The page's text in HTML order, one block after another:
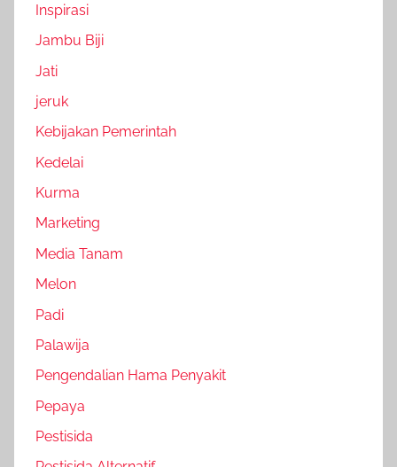
Inspirasi
Jambu Biji
Jati
jeruk
Kebijakan Pemerintah
Kedelai
Kurma
Marketing
Media Tanam
Melon
Padi
Palawija
Pengendalian Hama Penyakit
Pepaya
Pestisida